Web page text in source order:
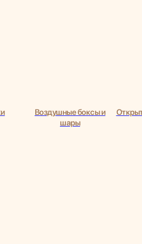
Воздушные боксы и
шары